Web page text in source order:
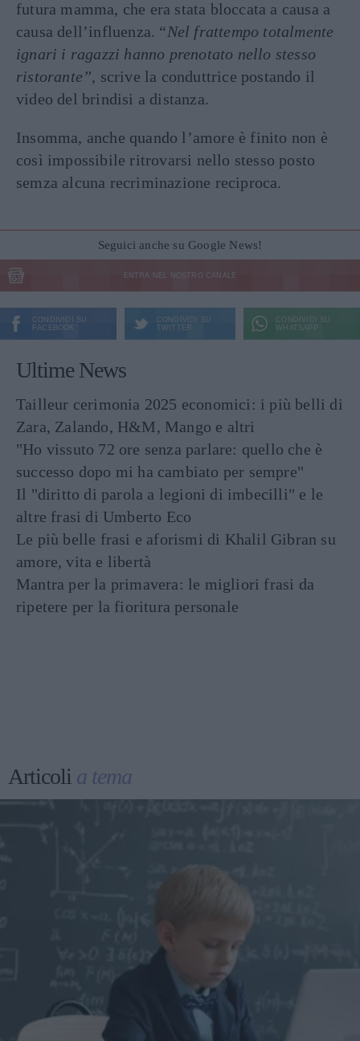
futura mamma, che era stata bloccata a causa a
causa dell’influenza. “Nel frattempo totalmente
ignari i ragazzi hanno prenotato nello stesso
ristorante”, scrive la conduttrice postando il
video del brindisi a distanza.
Insomma, anche quando l’amore è finito non è
così impossibile ritrovarsi nello stesso posto
semza alcuna recriminazione reciproca.
Seguici anche su Google News!
ENTRA NEL NOSTRO CANALE
CONDIVIDI SU
FACEBOOK
CONDIVIDI SU
TWITTER
CONDIVIDI SU
WHATSAPP
Ultime News
Tailleur cerimonia 2025 economici: i più belli di
Zara, Zalando, H&M, Mango e altri
"Ho vissuto 72 ore senza parlare: quello che è
successo dopo mi ha cambiato per sempre"
Il "diritto di parola a legioni di imbecilli" e le
altre frasi di Umberto Eco
Le più belle frasi e aforismi di Khalil Gibran su
amore, vita e libertà
Mantra per la primavera: le migliori frasi da
ripetere per la fioritura personale
Articoli a tema